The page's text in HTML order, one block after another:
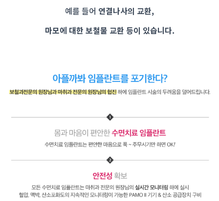
예를 들어 연결나사의 교환,
마모에 대한 보철물 교환 등이 있습니다.